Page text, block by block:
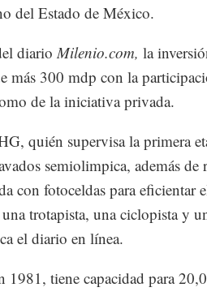
del Estado de México.
diarioMilenio.com, la
más 300 mdp con la
de la iniciativa privada.
quién supervisa la primera
semiolimpica, además de
con fotoceldas para eficientar
trotapista, una ciclopista y
el diario en línea.
tiene capacidad para